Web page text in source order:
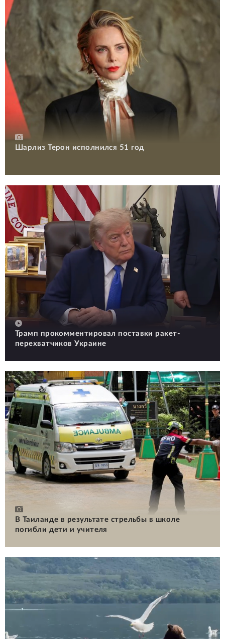
Шарлиз Терон исполнился 51 год
Трамп прокомментировал поставки ракет-
перехватчиков Украине
В Таиланде в результате стрельбы в школе
погибли дети и учителя